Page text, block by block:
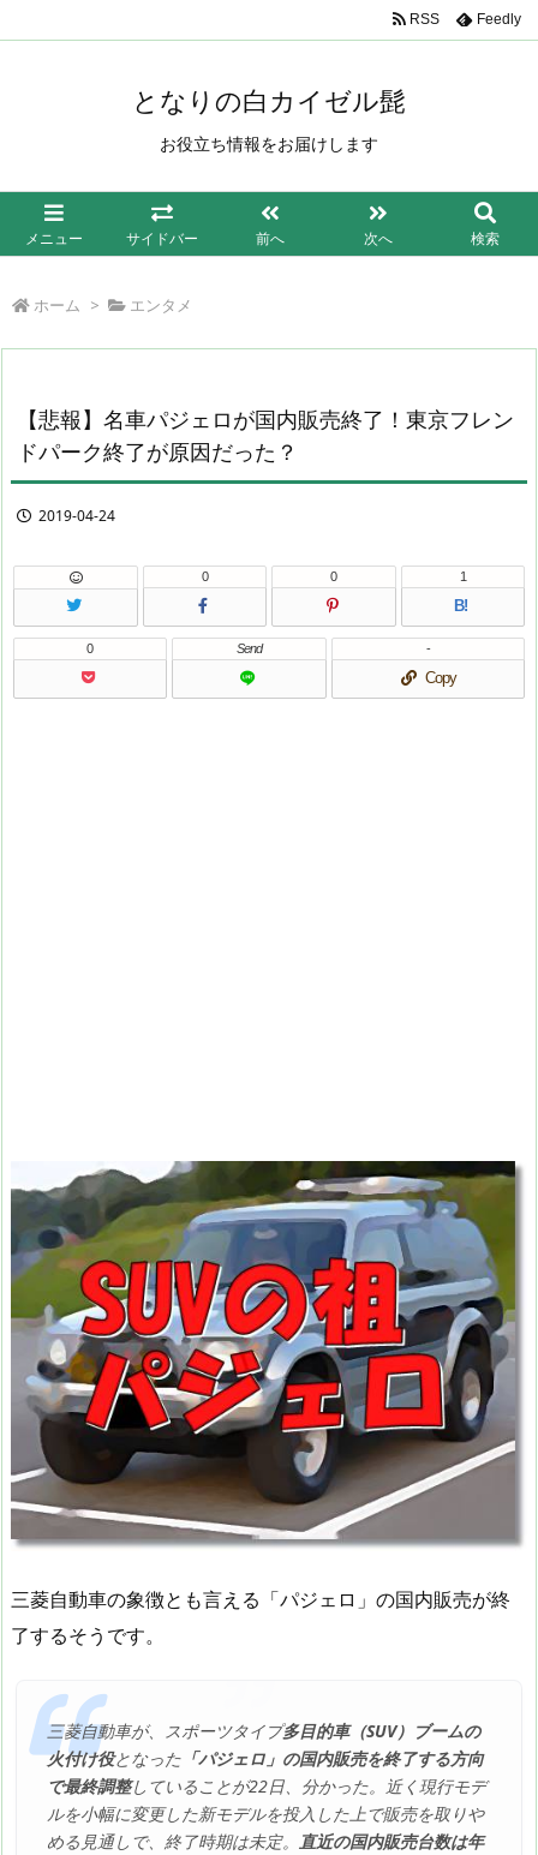
となりの白カイゼル髭
お役立ち情報をお届けします
メニュー サイドバー 前へ 次へ 検索
RSS Feedly
ホーム > エンタメ
【悲報】名車パジェロが国内販売終了！東京フレン
ドパーク終了が原因だった？
2019-04-24
0 0
B!
1
0 Send
Copy
-
三菱自動車の象徴とも言える「パジェロ」の国内販売が終
了するそうです。
三菱自動車が、スポーツタイプ多目的車（SUV）ブームの
火付け役となった 「パジェロ」の国内販売を終了する方向
で最終調整していることが22日、分かった。近く現行モデ
ルを小幅に変更した新モデルを投入した上で販売を取りや
める見通しで、終了時期は未定。
直近の国内販売台数は年